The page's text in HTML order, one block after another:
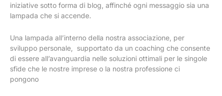
iniziative sotto forma di blog, affinché ogni messaggio sia una
lampada che si accende.
Una lampada all’interno della nostra associazione, per
sviluppo personale, supportato da un coaching che consente
di essere all’avanguardia nelle soluzioni ottimali per le singole
sfide che le nostre imprese o la nostra professione ci
pongono